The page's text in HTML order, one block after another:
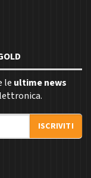
le ultime news
ISCRIVITI